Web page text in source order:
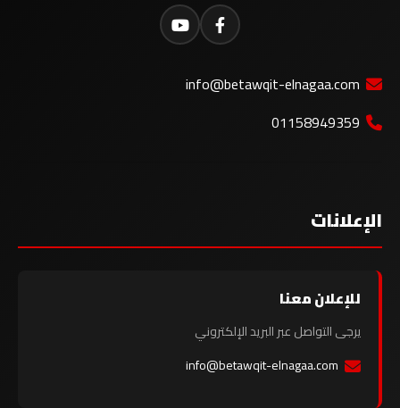
info@betawqit-elnagaa.com
01158949359
الإعلانات
للإعلان معنا
يرجى التواصل عبر البريد الإلكتروني
info@betawqit-elnagaa.com